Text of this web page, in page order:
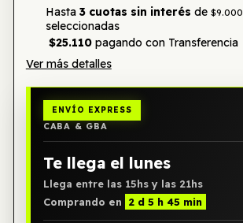
Hasta 3 cuotas sin interés de $9.000
seleccionadas
$25.110pagando con Transferencia
Ver más detalles
ENVÍO EXPRESS
CABA & GBA
Te llega el lunes
Llega entre las 15hs y las 21hs
Comprando en
2 d 5 h 45 min